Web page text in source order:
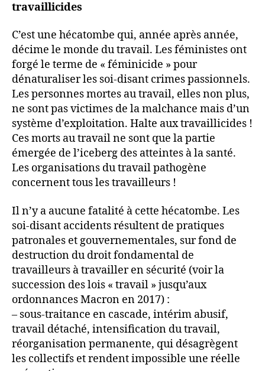
travaillicides
C’est une hécatombe qui, année après année,
décime le monde du travail. Les féministes ont
forgé le terme de « féminicide » pour
dénaturaliser les soi-disant crimes passionnels.
Les personnes mortes au travail, elles non plus,
ne sont pas victimes de la malchance mais d’un
système d’exploitation. Halte aux travaillicides !
Ces morts au travail ne sont que la partie
émergée de l’iceberg des atteintes à la santé.
Les organisations du travail pathogène
concernent tous les travailleurs !
Il n’y a aucune fatalité à cette hécatombe. Les
soi-disant accidents résultent de pratiques
patronales et gouvernementales, sur fond de
destruction du droit fondamental de
travailleurs à travailler en sécurité (voir la
succession des lois « travail » jusqu’aux
ordonnances Macron en 2017) :
– sous-traitance en cascade, intérim abusif,
travail détaché, intensification du travail,
réorganisation permanente, qui désagrègent
les collectifs et rendent impossible une réelle